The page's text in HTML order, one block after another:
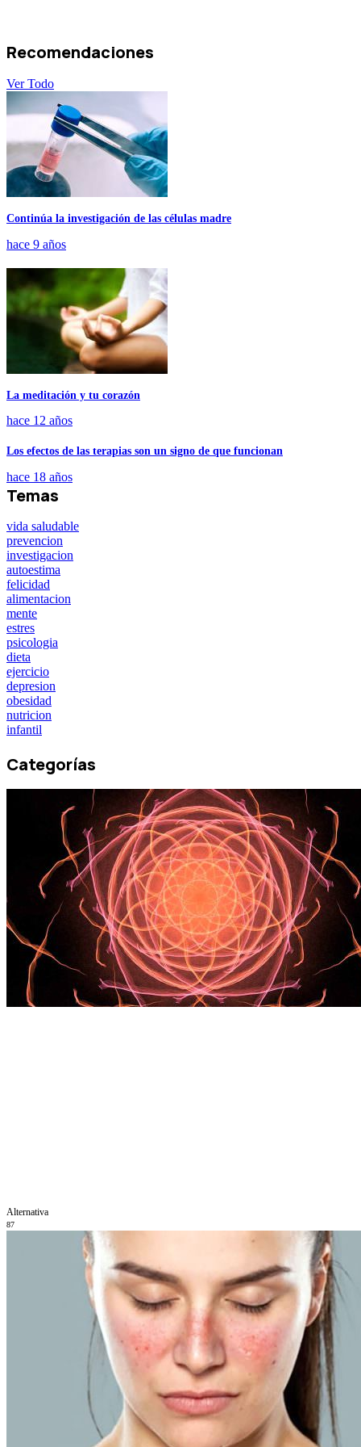
Recomendaciones
Ver Todo
Continúa la investigación de las células madre
hace 9 años
La meditación y tu corazón
hace 12 años
Los efectos de las terapias son un signo de que funcionan
hace 18 años
Temas
vida saludable
prevencion
investigacion
autoestima
felicidad
alimentacion
mente
estres
psicologia
dieta
ejercicio
depresion
obesidad
nutricion
infantil
Categorías
Alternativa
87